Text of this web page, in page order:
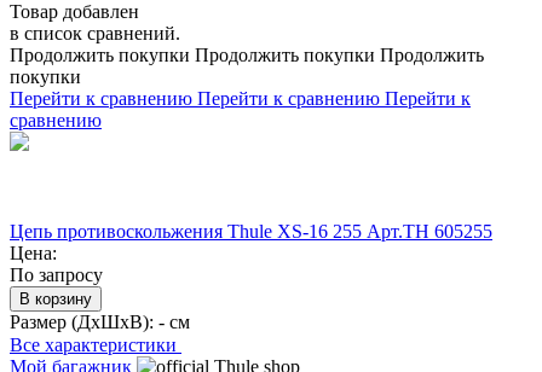
Товар добавлен
в список сравнений.
Продолжить покупки Продолжить покупки Продолжить
покупки
Перейти к сравнению Перейти к сравнению Перейти к
сравнению
Цепь противоскольжения Thule XS-16 255 Арт.TH 605255
Цена:
По запросу
В корзину
Размер (ДхШхВ): - см
Все характеристики
Мой багажник